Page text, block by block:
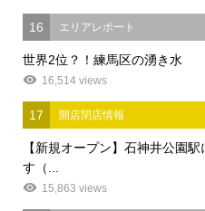
16 エリアレポート
世界2位？！練馬区の湧き水
16,514 views
17 開店閉店情報
【新規オープン】石神井公園
す（...
15,863 views